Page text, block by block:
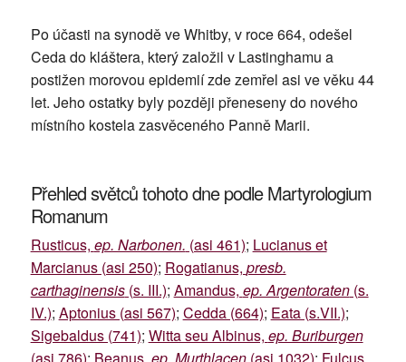
Po účasti na synodě ve Whitby, v roce 664, odešel
Ceda do kláštera, který založil v Lastinghamu a
postižen morovou epidemií zde zemřel asi ve věku 44
let. Jeho ostatky byly později přeneseny do nového
místního kostela zasvěceného Panně Marii.
Přehled světců tohoto dne podle Martyrologium
Romanum
Rusticus, ep. Narbonen. (asi 461); Lucianus et
Marcianus (asi 250); Rogatianus, presb.
carthaginensis(s. III.); Amandus, ep. Argentoraten(s.
IV.); Aptonius (asi 567); Cedda (664); Eata (s.VII.);
Sigebaldus (741); Witta seu Albinus, ep. Buriburgen
(asi 786); Beanus, ep. Murthlacen(asi 1032); Fulcus